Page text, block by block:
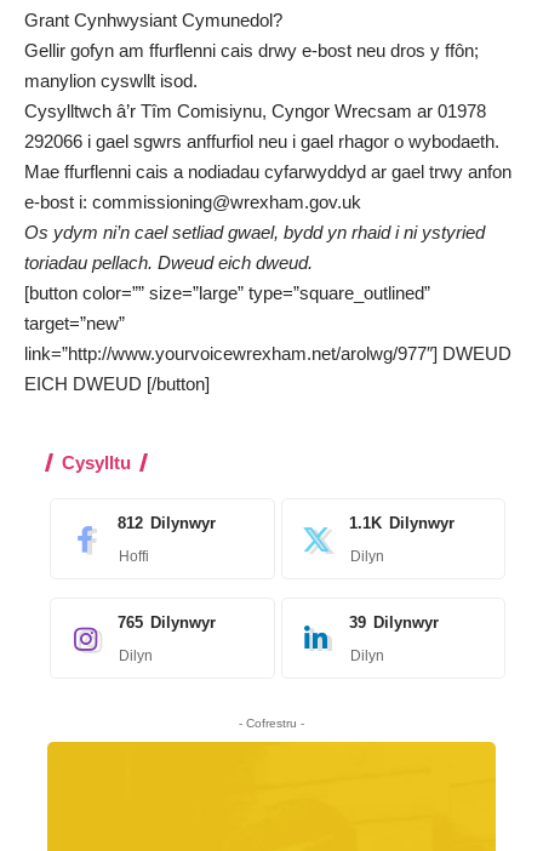
Grant Cynhwysiant Cymunedol?
Gellir gofyn am ffurflenni cais drwy e-bost neu dros y ffôn;
manylion cyswllt isod.
Cysylltwch â’r Tîm Comisiynu, Cyngor Wrecsam ar 01978
292066 i gael sgwrs anffurfiol neu i gael rhagor o wybodaeth.
Mae ffurflenni cais a nodiadau cyfarwyddyd ar gael trwy anfon
e-bost i: commissioning@wrexham.gov.uk
Os ydym ni’n cael setliad gwael, bydd yn rhaid i ni ystyried
toriadau pellach. Dweud eich dweud.
[button color=”” size=”large” type=”square_outlined”
target=”new”
link=”http://www.yourvoicewrexham.net/arolwg/977″] DWEUD
EICH DWEUD [/button]
Cysylltu
812 Dilynwyr
Hoffi
1.1K Dilynwyr
Dilyn
765 Dilynwyr
Dilyn
39 Dilynwyr
Dilyn
- Cofrestru -